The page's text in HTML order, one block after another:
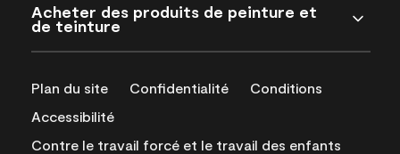
Acheter des produits de peinture et
de teinture
Plan du site Confidentialité
Conditions
Accessibilité
Contre le travail forcé et le travail des enfants